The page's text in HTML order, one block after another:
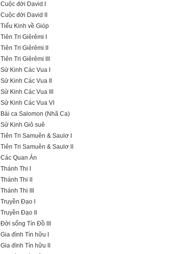
Cuộc đời David I
Cuộc đời David II
Tiểu Kinh về Gióp
Tiên Tri Giêrêmi I
Tiên Tri Giêrêmi II
Tiên Tri Giêrêmi III
Sử Kinh Các Vua I
Sử Kinh Các Vua II
Sử Kinh Các Vua III
Sử Kinh Các Vua VI
Bài ca Salomon (Nhã Ca)
Sử Kinh Giô suê
Tiên Tri Samuên & Saulơ I
Tiên Tri Samuên & Saulơ II
Các Quan Án
Thánh Thi I
Thánh Thi II
Thánh Thi III
Truyền Đạo I
Truyền Đạo II
Đời sống Tín Đồ III
Gia đình Tín hữu I
Gia đình Tín hữu II